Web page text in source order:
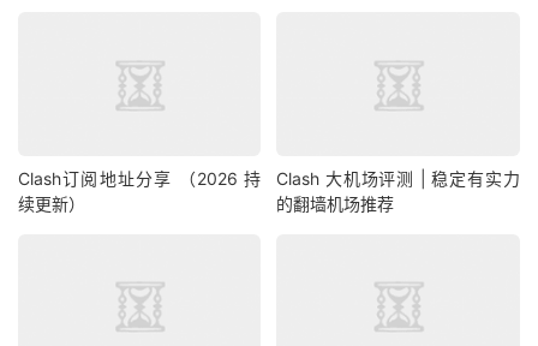
Clash订阅地址分享 （2026 持
续更新）
Clash 大机场评测 | 稳定有实力
的翻墙机场推荐